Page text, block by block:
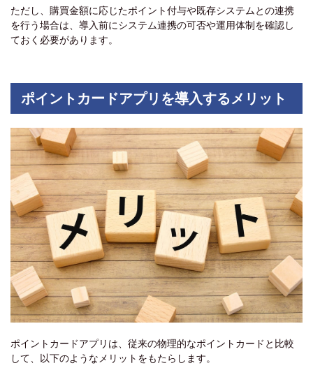
ただし、購買金額に応じたポイント付与や既存システムとの連携
を行う場合は、導入前にシステム連携の可否や運用体制を確認し
ておく必要があります。
ポイントカードアプリを導入するメリット
ポイントカードアプリは、従来の物理的なポイントカードと比較
して、以下のようなメリットをもたらします。